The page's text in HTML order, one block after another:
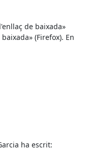
de baixada»
(Firefox). En
ha escrit: